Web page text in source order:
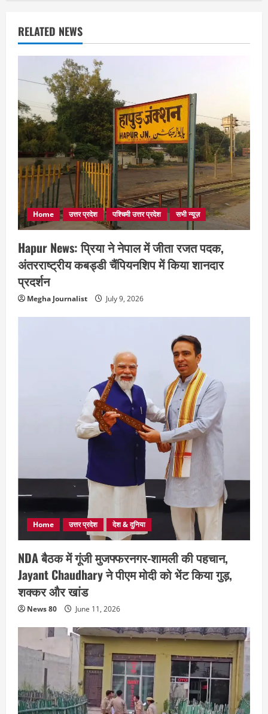
RELATED NEWS
Home उत्तर प्रदेश पश्चिमी उत्तर प्रदेश सभी न्यूज़
Hapur News: प्रिया ने नेपाल में जीता रजत पदक,
अंतरराष्ट्रीय कबड्डी चैंपियनशिप में किया शानदार
प्रदर्शन
Megha Journalist July 9, 2026
Home उत्तर प्रदेश देश & दुनिया
NDA बैठक में गूंजी मुजफ्फरनगर-शामली की पहचान,
Jayant Chaudhary ने पीएम मोदी को भेंट किया गुड़,
शक्कर और खांड
News 80 June 11, 2026